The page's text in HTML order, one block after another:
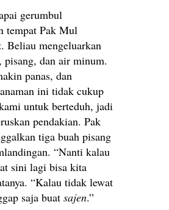
gerumbul
tempat Pak Mul
Beliau mengeluarkan
pisang, dan air minum.
panas, dan
ini tidak cukup
untuk berteduh, jadi
pendakian. Pak
tiga buah pisang
“Nanti kalau
sini lagi bisa kita
“Kalau tidak lewat
saja buat sajen.”